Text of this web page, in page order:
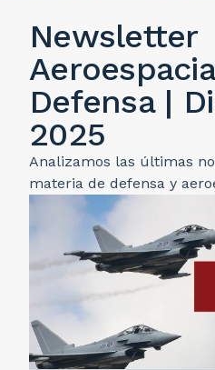
Newsletter
Defensa |
2025
Analizamos las últimas
materia de defensa y